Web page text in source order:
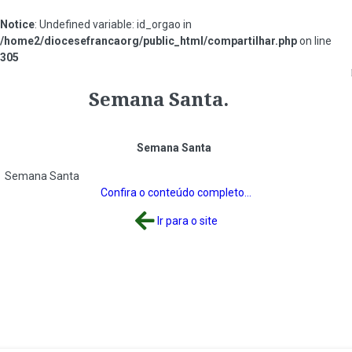
Notice: Undefined variable: id_orgao in
/home2/diocesefrancaorg/public_html/compartilhar.phpon line
305
Semana Santa.
Semana Santa
Semana Santa
Confira o conteúdo completo...
Ir para o site